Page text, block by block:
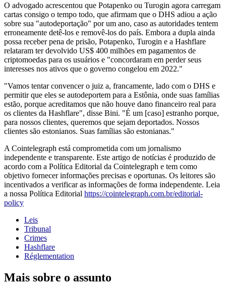
O advogado acrescentou que Potapenko ou Turogin agora carregam
cartas consigo o tempo todo, que afirmam que o DHS adiou a ação
sobre sua "autodeportação" por um ano, caso as autoridades tentem
erroneamente detê-los e removê-los do país. Embora a dupla ainda
possa receber pena de prisão, Potapenko, Turogin e a Hashflare
relataram ter devolvido US$ 400 milhões em pagamentos de
criptomoedas para os usuários e "concordaram em perder seus
interesses nos ativos que o governo congelou em 2022."
"Vamos tentar convencer o juiz a, francamente, lado com o DHS e
permitir que eles se autodeportem para a Estônia, onde suas famílias
estão, porque acreditamos que não houve dano financeiro real para
os clientes da Hashflare", disse Bini. "É um [caso] estranho porque,
para nossos clientes, queremos que sejam deportados. Nossos
clientes são estonianos. Suas famílias são estonianas."
A Cointelegraph está comprometida com um jornalismo
independente e transparente. Este artigo de notícias é produzido de
acordo com a Política Editorial da Cointelegraph e tem como
objetivo fornecer informações precisas e oportunas. Os leitores são
incentivados a verificar as informações de forma independente. Leia
a nossa Política Editorial https://cointelegraph.com.br/editorial-
policy
Leis
Tribunal
Crimes
Hashflare
Réglementation
Mais sobre o assunto